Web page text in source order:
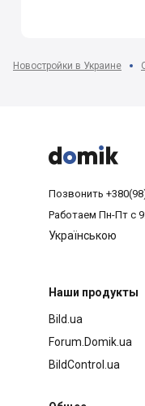
Новостройки в Украине



Позвонить
Работаем Пн-Пт с
Українською
Наши продукты
Bild.ua
Forum.Domik.ua
BildControl.ua